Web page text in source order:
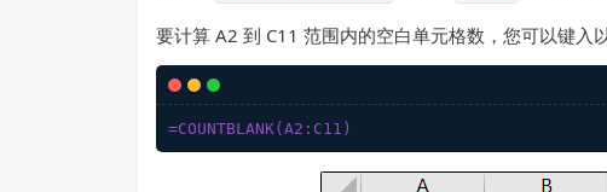
要计算 A2 到 C11 范围内的空白单元格数，您可以键入
=COUNTBLANK(A2:C11)